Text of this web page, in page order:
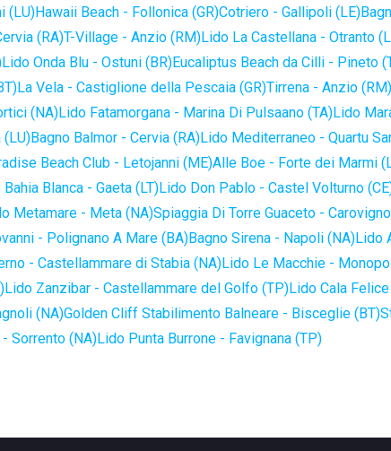
(LU)Hawaii Beach - Follonica (GR)Cotriero - Gallipoli (LE)
(RA)T-Village - Anzio (RM)Lido La Castellana - Otranto
Lido Onda Blu - Ostuni (BR)Eucaliptus Beach da Cilli - Pineto
La Vela - Castiglione della Pescaia (GR)Tirrena - Anzio (RM)
(NA)Lido Fatamorgana - Marina Di Pulsaano (TA)Lido
(LU)Bagno Balmor - Cervia (RA)Lido Mediterraneo - Quartu
Beach Club - Letojanni (ME)Alle Boe - Forte dei Marmi
Blanca - Gaeta (LT)Lido Don Pablo - Castel Volturno
Metamare - Meta (NA)Spiaggia Di Torre Guaceto -
- Polignano A Mare (BA)Bagno Sirena - Napoli (NA)Lido
- Castellammare di Stabia (NA)Lido Le Macchie -
Lido Zanzibar - Castellammare del Golfo (TP)Lido Cala
(NA)Golden Cliff Stabilimento Balneare - Bisceglie (BT)
Sorrento (NA)Lido Punta Burrone - Favignana (TP)